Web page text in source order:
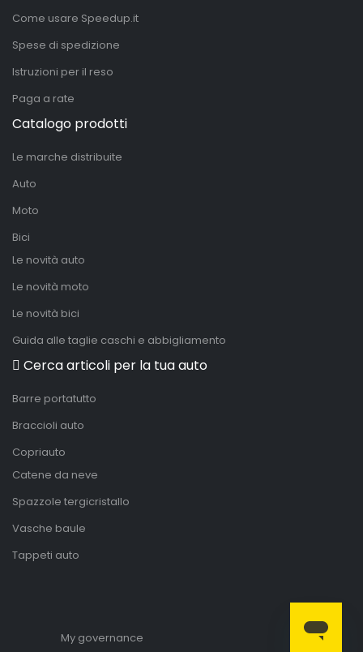
Come usare Speedup.it
Spese di spedizione
Istruzioni per il reso
Paga a rate
Catalogo prodotti
Le marche distribuite
Auto
Moto
Bici
Le novità auto
Le novità moto
Le novità bici
Guida alle taglie caschi e abbigliamento
Cerca articoli per la tua auto
Barre portatutto
Braccioli auto
Copriauto
Catene da neve
Spazzole tergicristallo
Vasche baule
Tappeti auto
My governance